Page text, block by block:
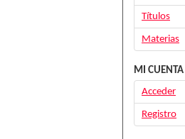
Títulos
Materias
MI CUENTA
Acceder
Registro